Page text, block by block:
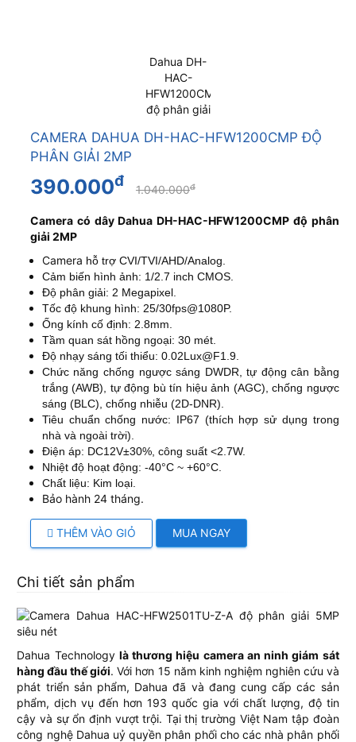
CAMERA DAHUA DH-HAC-HFW1200CMP ĐỘ
PHÂN GIẢI 2MP
390.000đ 1.040.000đ
Camera có dây Dahua DH-HAC-HFW1200CMP độ phân
giải 2MP
Camera hỗ trợ CVI/TVI/AHD/Analog.
Cảm biến hình ảnh: 1/2.7 inch CMOS.
Độ phân giải: 2 Megapixel.
Tốc độ khung hình: 25/30fps@1080P.
Ống kính cố định: 2.8mm.
Tầm quan sát hồng ngoại: 30 mét.
Độ nhạy sáng tối thiểu: 0.02Lux@F1.9.
Chức năng chống ngược sáng DWDR, tự động cân bằng
trắng (AWB), tự động bù tín hiệu ảnh (AGC), chống ngược
sáng (BLC), chống nhiễu (2D-DNR).
Tiêu chuẩn chống nước: IP67 (thích hợp sử dụng trong
nhà và ngoài trời).
Điện áp: DC12V±30%, công suất <2.7W.
Nhiệt độ hoạt động: -40°C ~ +60°C.
Chất liệu: Kim loại.
Bảo hành 24 tháng.
THÊM VÀO GIỎ MUA NGAY
Chi tiết sản phẩm
Dahua Technology là thương hiệu camera an ninh giám sát
hàng đầu thế giới. Với hơn 15 năm kinh nghiệm nghiên cứu và
phát triển sản phẩm, Dahua đã và đang cung cấp các sản
phẩm, dịch vụ đến hơn 193 quốc gia với chất lượng, độ tin
cậy và sự ổn định vượt trội. Tại thị trường Việt Nam tập đoàn
công nghệ Dahua uỷ quyền phân phối cho các nhà phân phối